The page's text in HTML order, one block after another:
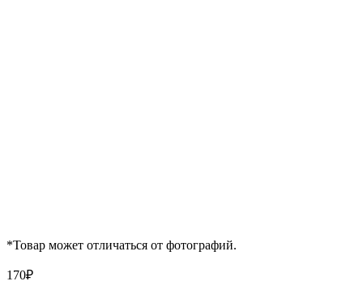
*Товар может отличаться от фотографий.
170₽